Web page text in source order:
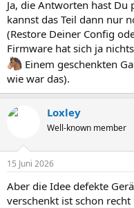
Ja, die Antworten hast
kannst das Teil dann nur
(Restore Deiner Config
Firmware hat sich ja
Einem geschenkten
wie war das).
Loxley
Well-known member
15 Juni 2026
Aber die Idee defekte
verschenkt ist schon